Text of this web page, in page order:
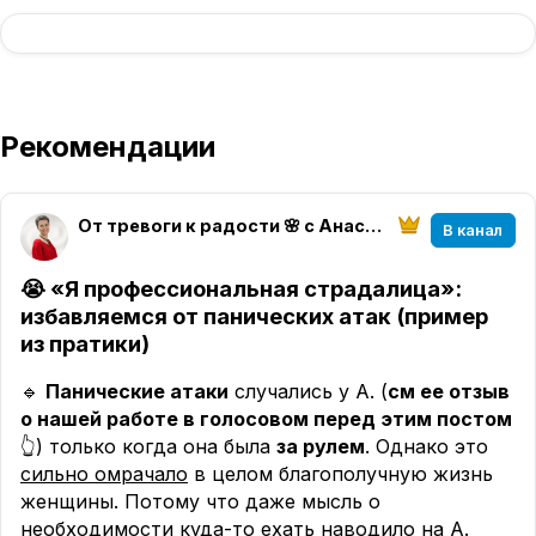
Рекомендации
От тревоги к радости 🌸 с Анастасией Смоленской В канал
😭 «Я профессиональная страдалица»:
избавляемся от панических атак (пример
из пратики)
🔹 Панические атаки случались у А. (см ее отзыв
о нашей работе в голосовом перед этим постом
👆) только когда она была за рулем. Однако это
сильно омрачало в целом благополучную жизнь
женщины. Потому что даже мысль о
необходимости куда-то ехать наводило на А.